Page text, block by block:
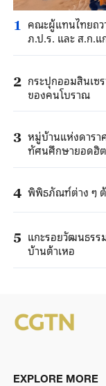
1 คณะผู้แทนไทยถ
ภ.ป.ร. และ ส.ก.
2 กระปุกออมสินเ
ของคนโบราณ
3 หมู่บ้านแห่งดารา
ทัศนศึกษายอดฮิต
4 พิพิธภัณฑ์ต่าง ๆ
5 แกะรอยวัฒนธร
บ้านต้าเหอ
EXPLORE MORE